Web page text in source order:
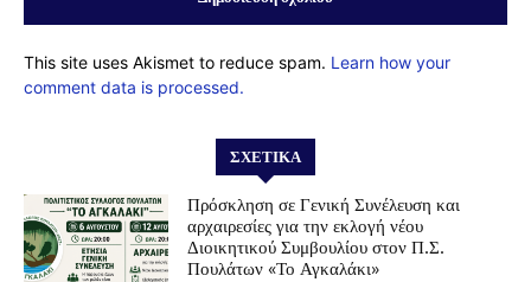
This site uses Akismet to reduce spam. Learn how your
comment data is processed.
ΣΧΕΤΙΚΆ
Πρόσκληση σε Γενική Συνέλευση και
αρχαιρεσίες για την εκλογή νέου
Διοικητικού Συμβουλίου στον Π.Σ.
Πουλάτων «Το Αγκαλάκι»